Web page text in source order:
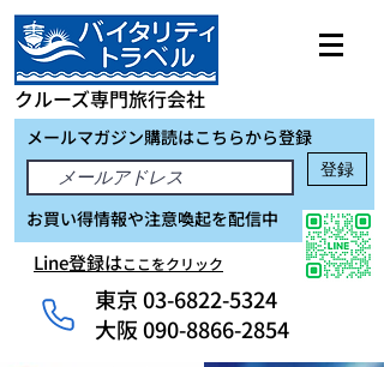
クルーズ専門旅行会社
メールマガジン購読はこちらから登録
登録
お買い得情報や注意喚起を配信中
Line登録はここをクリック
東京03-6822-5324
大阪 090-8866-2854